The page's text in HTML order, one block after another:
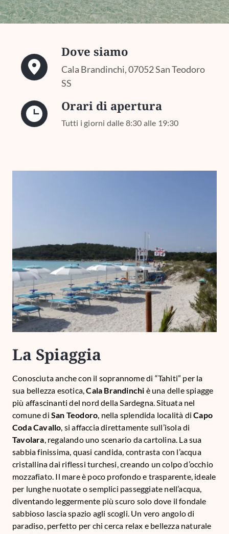
Dove siamo
Cala Brandinchi, 07052 San Teodoro
SS
Orari di apertura
Tutti i giorni dalle 8:30 alle 19:30
La Spiaggia
Conosciuta anche con il soprannome di “Tahiti” per la
sua bellezza esotica,Cala Brandinchi è una delle spiagge
più affascinanti del nord della Sardegna. Situata nel
comune di San Teodoro, nella splendida località diCapo
Coda Cavallo, si affaccia direttamente sull’isola di
Tavolara, regalando uno scenario da cartolina. La sua
sabbia finissima, quasi candida, contrasta con l’acqua
cristallina dai riflessi turchesi, creando un colpo d’occhio
mozzafiato. Il mare è poco profondo e trasparente, ideale
per lunghe nuotate o semplici passeggiate nell’acqua,
diventando leggermente più scuro solo dove il fondale
sabbioso lascia spazio agli scogli. Un vero angolo di
paradiso, perfetto per chi cerca relax e bellezza naturale